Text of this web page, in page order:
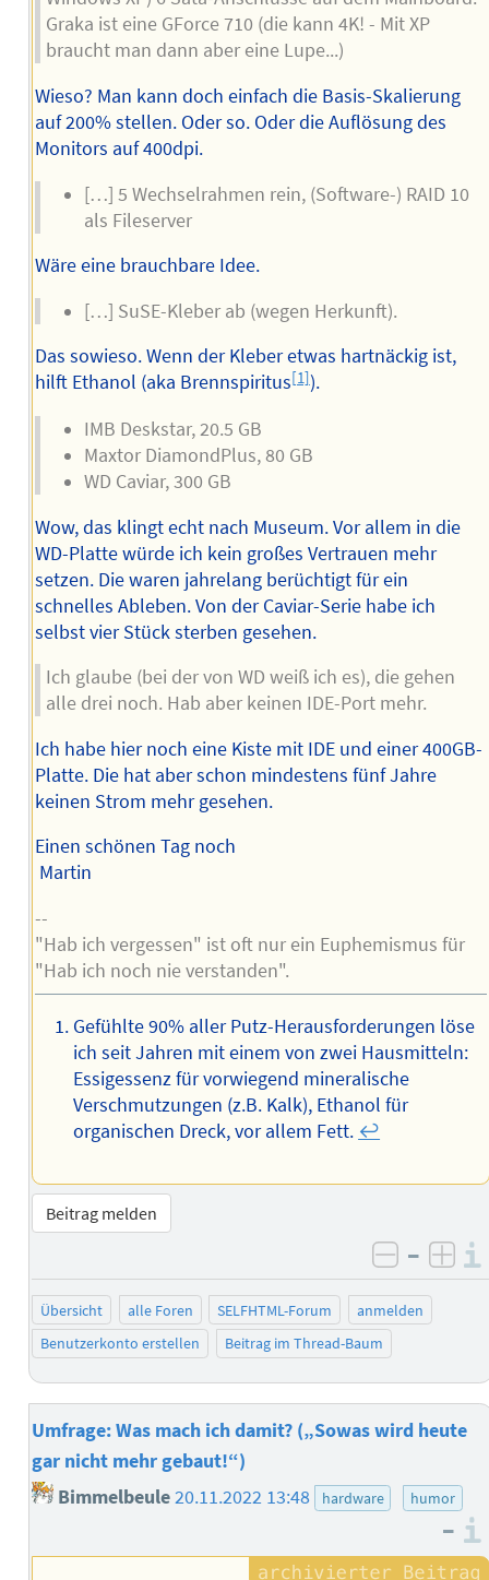
Graka ist eine GForce 710 (die kann 4K! - Mit XP
braucht man dann aber eine Lupe...)
Wieso? Man kann doch einfach die Basis-Skalierung
auf 200% stellen. Oder so. Oder die Auflösung des
Monitors auf 400dpi.
[…] 5 Wechselrahmen rein, (Software-) RAID 10
als Fileserver
Wäre eine brauchbare Idee.
[…] SuSE-Kleber ab (wegen Herkunft).
Das sowieso. Wenn der Kleber etwas hartnäckig ist,
hilft Ethanol (aka Brennspiritus[1]).
IMB Deskstar, 20.5 GB
Maxtor DiamondPlus, 80 GB
WD Caviar, 300 GB
Wow, das klingt echt nach Museum. Vor allem in die
WD-Platte würde ich kein großes Vertrauen mehr
setzen. Die waren jahrelang berüchtigt für ein
schnelles Ableben. Von der Caviar-Serie habe ich
selbst vier Stück sterben gesehen.
Ich glaube (bei der von WD weiß ich es), die gehen
alle drei noch. Hab aber keinen IDE-Port mehr.
Ich habe hier noch eine Kiste mit IDE und einer 400GB-
Platte. Die hat aber schon mindestens fünf Jahre
keinen Strom mehr gesehen.
Einen schönen Tag noch
Martin
--
"Hab ich vergessen" ist oft nur ein Euphemismus für
"Hab ich noch nie verstanden".
Gefühlte 90% aller Putz-Herausforderungen löse
ich seit Jahren mit einem von zwei Hausmitteln:
Essigessenz für vorwiegend mineralische
Verschmutzungen (z.B. Kalk), Ethanol für
organischen Dreck, vor allem Fett. ↩︎
Beitrag melden
negativ
–
Übersicht alle Foren SELFHTML-Forum
anmelden
Benutzerkonto erstellen
Beitrag im Thread-Baum
Umfrage: Was mach ich damit? („Sowas wird heute
gar nicht mehr gebaut!“)
Bimmelbeule20.11.2022 13:48 hardware humor
–